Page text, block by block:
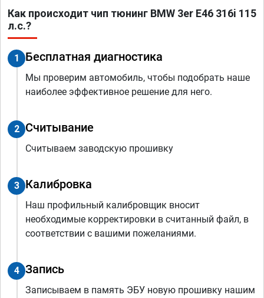
Как происходит чип тюнинг BMW 3er E46 316i 115
л.с.?
1 Бесплатная диагностика
Мы проверим автомобиль, чтобы подобрать наше
наиболее эффективное решение для него.
2 Считывание
Считываем заводскую прошивку
3 Калибровка
Наш профильный калибровщик вносит
необходимые корректировки в считанный файл, в
соответствии с вашими пожеланиями.
4 Запись
Записываем в память ЭБУ новую прошивку нашим